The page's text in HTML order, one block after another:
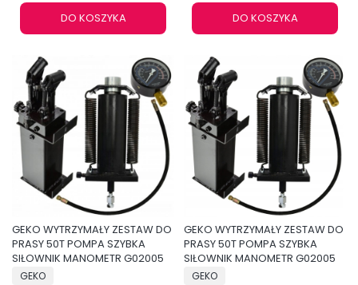
DO KOSZYKA DO KOSZYKA
GEKO WYTRZYMAŁY ZESTAW DO
PRASY 50T POMPA SZYBKA
SIŁOWNIK MANOMETR G02005
PRODUCENT
GEKO
GEKO WYTRZYMAŁY ZESTAW DO
PRASY 50T POMPA SZYBKA
SIŁOWNIK MANOMETR G02005
PRODUCENT
GEKO